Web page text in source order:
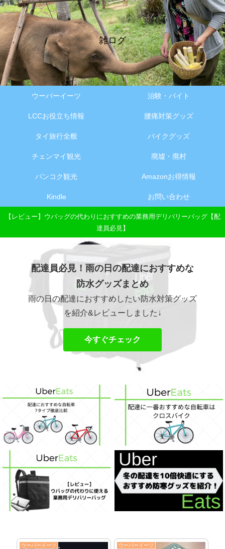
雑ログ
ウーバーイーツ 治験・バイト
LCCお役立ち情報 腰痛対策グッズ
タイ旅行全般 バイクグッズ
チェンマイ観光 廃墟・廃村
バンコク観光 Amazonお得情報
Kindle お問い合わせ
【レビュー】ウバッグの代わりにおすすめの業務用デリバリーバッグ【配
達員必見】
配達員必見！雨の日の配達におすすめな
防水グッズまとめ
雨の日の配達におすすめしたい防水対策グッズ
を紹介&レビューしました↓
今すぐチェック
ウーバーイーツ ウーバーイーツ